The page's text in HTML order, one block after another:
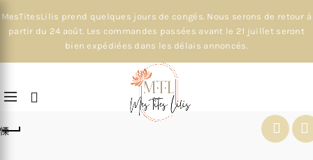
MesTitesLilis prend quelques jours de congés. Nous serons de retour à
partir du 24 août. Les commandes passées avant le 21 juillet seront
bien expédiées dans les délais annoncés.